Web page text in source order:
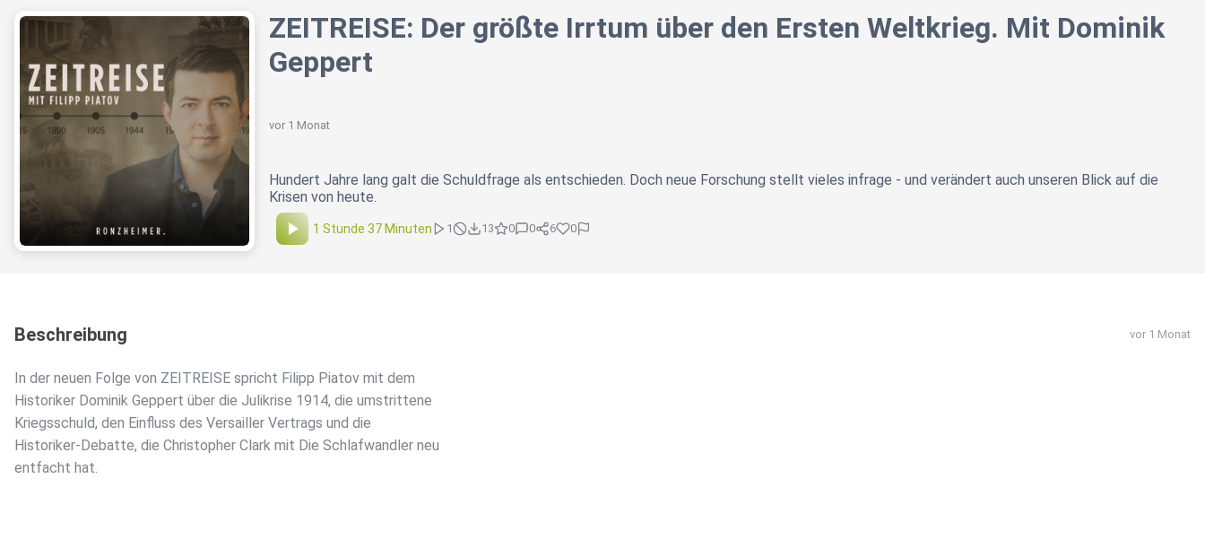
ZEITREISE: Der größte Irrtum über den Ersten Weltkrieg. Mit Dominik
Geppert
vor 1 Monat
Hundert Jahre lang galt die Schuldfrage als entschieden. Doch neue Forschung stellt vieles infrage - und verändert auch unseren Blick auf die
Krisen von heute.
1 Stunde 37 Minuten 1 13 0 0 6 0
Beschreibung vor 1 Monat
In der neuen Folge von ZEITREISE spricht Filipp Piatov mit dem
Historiker Dominik Geppert über die Julikrise 1914, die umstrittene
Kriegsschuld, den Einfluss des Versailler Vertrags und die
Historiker-Debatte, die Christopher Clark mit Die Schlafwandler neu
entfacht hat.